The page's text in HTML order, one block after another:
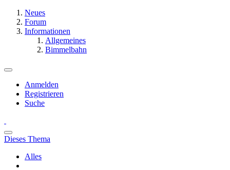
Neues
Forum
Informationen
Allgemeines
Bimmelbahn
Anmelden
Registrieren
Suche
Dieses Thema
Alles